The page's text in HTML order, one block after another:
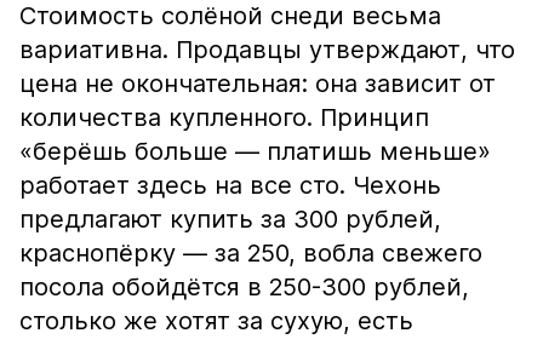
Стоимость солёной снеди весьма
вариативна. Продавцы утверждают, что
цена не окончательная: она зависит от
количества купленного. Принцип
«берёшь больше — платишь меньше»
работает здесь на все сто. Чехонь
предлагают купить за 300 рублей,
краснопёрку — за 250, вобла свежего
посола обойдётся в 250-300 рублей,
столько же хотят за сухую, есть